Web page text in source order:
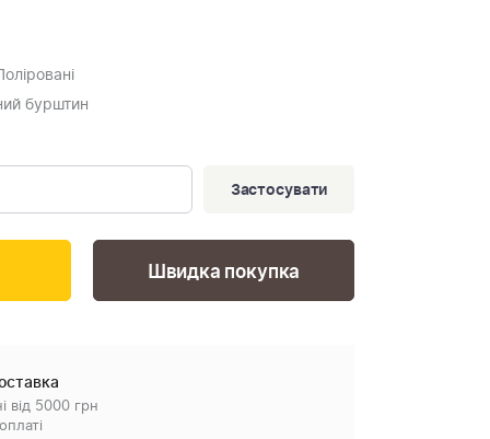
бурштин
Застосувати
Швидка покупка
від 5000 грн